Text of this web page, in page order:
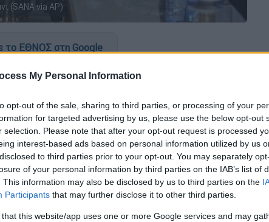
My Personal Information
opt-out of the sale, sharing to third parties, or processing of your
for targeted advertising by us, please use the below opt-out
selection. Please note that after your opt-out request is processed
interest-based ads based on personal information utilized by us
to third parties prior to your opt-out. You may separately
of your personal information by third parties on the IAB’s list of
This information may also be disclosed by us to third parties on the
Participants that may further disclose it to other third parties.
that this website/app uses one or more Google services and may
(SANA via AP)
το ΕΘΝΟΣ στη Google
τηςΣυρίας ,Ασάντ αλ-Σιμπανί
στην
,Γιασάρ Γκιουλέρ καιΙμπραήμ Καλίν.
(15/1) ο ΥΠΕΞ της νέας κυβέρνησης